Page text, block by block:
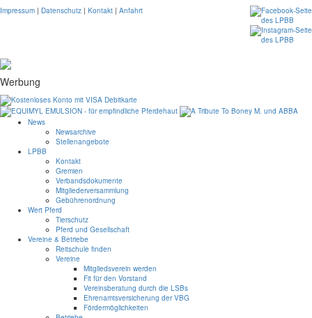
Impressum | Datenschutz | Kontakt | Anfahrt
Werbung
News
Newsarchive
Stellenangebote
LPBB
Kontakt
Gremien
Verbandsdokumente
Mitgliederversammlung
Gebührenordnung
Wert Pferd
Tierschutz
Pferd und Gesellschaft
Vereine & Betriebe
Reitschule finden
Vereine
Mitgliedsverein werden
Fit für den Vorstand
Vereinsberatung durch die LSBs
Ehrenamtsversicherung der VBG
Fördermöglichkeiten